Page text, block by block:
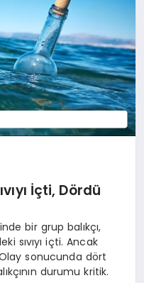
İçti, Dördü
bir grup balıkçı,
sıvıyı içti. Ancak
Olay sonucunda dört
durumu kritik.